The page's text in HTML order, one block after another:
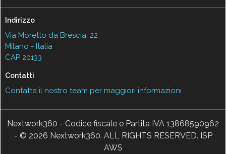
Indirizzo
Via Moretto da Brescia, 22
Milano - Italia
CAP 20133
Contatti
Contatta il nostro team per maggiori informazioni
Nextwork360 - Codice fiscale e Partita IVA 13868590962
- © 2026 Nextwork360. ALL RIGHTS RESERVED. ISP
AWS